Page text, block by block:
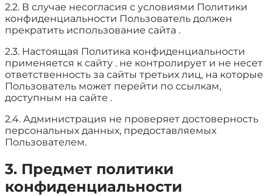
2.2. В случае несогласия с условиями Политики
конфиденциальности Пользователь должен
прекратить использование сайта .
2.3. Настоящая Политика конфиденциальности
применяется к сайту . не контролирует и не несет
ответственность за сайты третьих лиц, на которые
Пользователь может перейти по ссылкам,
доступным на сайте .
2.4. Администрация не проверяет достоверность
персональных данных, предоставляемых
Пользователем.
3. Предмет политики
конфиденциальности